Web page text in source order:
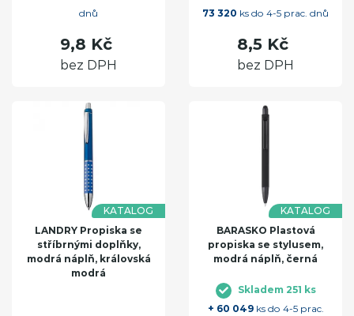
dnů
9,8 Kč
bez DPH
73 320 ks do 4-5 prac. dnů
8,5 Kč
bez DPH
KATALOG
LANDRY Propiska se
stříbrnými doplňky,
modrá náplň, královská
modrá
KATALOG
BARASKO Plastová
propiska se stylusem,
modrá náplň, černá
Skladem 251 ks
+ 60 049ks do 4-5 prac.